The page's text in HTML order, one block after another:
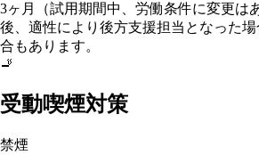
3ヶ月（試用期間中、労働条件に変更は
後、適性により後方支援担当となった
合もあります。
🚬
受動喫煙対策
禁煙